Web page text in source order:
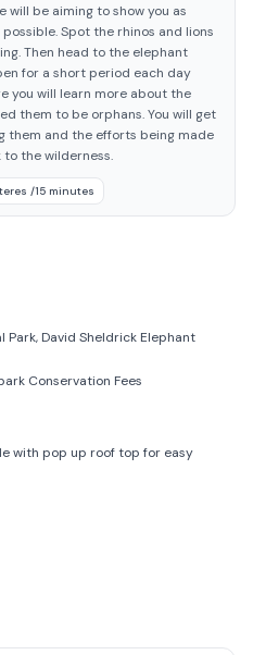
will be aiming to show you as
Spot the rhinos and lions
Then head to the elephant
for a short period each day
you will learn more about the
them to be orphans. You will get
them and the efforts being made
the wilderness.
/15 minutes
David Sheldrick Elephant
Conservation Fees
with pop up roof top for easy